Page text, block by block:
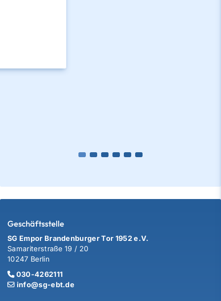
Geschäftsstelle
SG Empor Brandenburger Tor 1952 e.V.
Samariterstraße 19 / 20
10247 Berlin
030-4262111
info@sg-ebt.de